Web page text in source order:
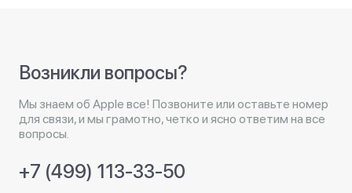
Возникли вопросы?
Мы знаем об Apple все! Позвоните или оставьте номер
для связи, и мы грамотно, четко и ясно ответим на все
вопросы.
+7 (499) 113-33-50